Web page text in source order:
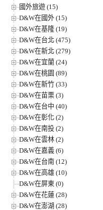
國外旅遊 (15)
D&W在國外 (15)
D&W在基隆 (19)
D&W在台北 (475)
D&W在新北 (279)
D&W在宜蘭 (24)
D&W在桃園 (89)
D&W在新竹 (33)
D&W在苗栗 (3)
D&W在台中 (40)
D&W在彰化 (2)
D&W在南投 (2)
D&W在雲林 (2)
D&W在嘉義 (6)
D&W在台南 (12)
D&W在高雄 (10)
D&W在屏東 (0)
D&W在花蓮 (28)
D&W在澎湖 (28)